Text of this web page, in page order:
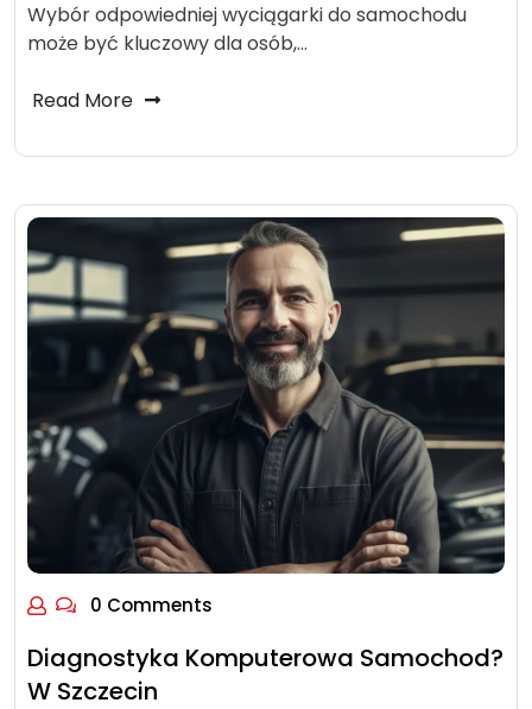
Wybór odpowiedniej wyciągarki do samochodu
może być kluczowy dla osób,…
Read More
0 Comments
Diagnostyka Komputerowa Samochod?
W Szczecin